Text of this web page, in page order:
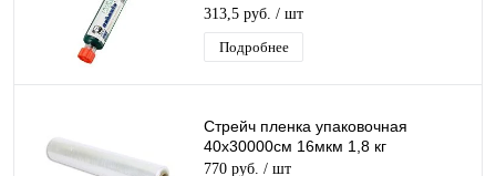
бессвинцовая
313,5 руб. / шт
Подробнее
Стрейч пленка упаковочная
40х30000см 16мкм 1,8 кг
770 руб. / шт